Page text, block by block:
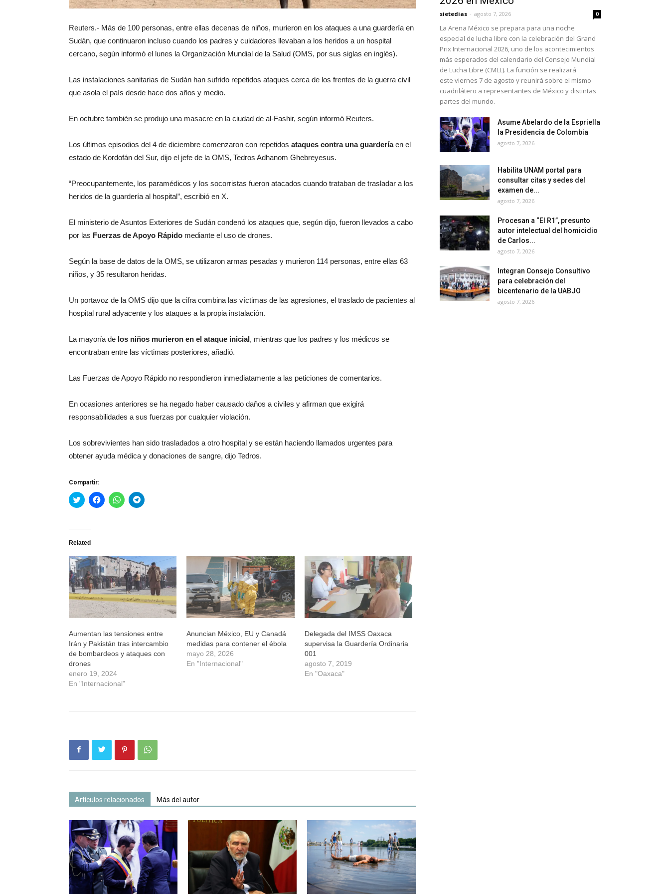
Reuters.- Más de 100 personas, entre ellas decenas de niños, murieron en los ataques a una guardería en
Sudán, que continuaron incluso cuando los padres y cuidadores llevaban a los heridos a un hospital
cercano, según informó el lunes la Organización Mundial de la Salud (OMS, por sus siglas en inglés).
Las instalaciones sanitarias de Sudán han sufrido repetidos ataques cerca de los frentes de la guerra civil
que asola el país desde hace dos años y medio.
En octubre también se produjo una masacre en la ciudad de al-Fashir, según informó Reuters.
Los últimos episodios del 4 de diciembre comenzaron con repetidos ataques contra una guarderíaen el
estado de Kordofán del Sur, dijo el jefe de la OMS, Tedros Adhanom Ghebreyesus.
“Preocupantemente, los paramédicos y los socorristas fueron atacados cuando trataban de trasladar a los
heridos de la guardería al hospital”, escribió en X.
El ministerio de Asuntos Exteriores de Sudán condenó los ataques que, según dijo, fueron llevados a cabo
por las Fuerzas de Apoyo Rápido mediante el uso de drones.
Según la base de datos de la OMS, se utilizaron armas pesadas y murieron 114 personas, entre ellas 63
niños, y 35 resultaron heridas.
Un portavoz de la OMS dijo que la cifra combina las víctimas de las agresiones, el traslado de pacientes al
hospital rural adyacente y los ataques a la propia instalación.
La mayoría de los niños murieron en el ataque inicial, mientras que los padres y los médicos se
encontraban entre las víctimas posteriores, añadió.
Las Fuerzas de Apoyo Rápido no respondieron inmediatamente a las peticiones de comentarios.
En ocasiones anteriores se ha negado haber causado daños a civiles y afirman que exigirá
responsabilidades a sus fuerzas por cualquier violación.
Los sobrevivientes han sido trasladados a otro hospital y se están haciendo llamados urgentes para
obtener ayuda médica y donaciones de sangre, dijo Tedros.
Compartir:
Haz
clic
Twitter
abre
una
ventana
nueva)
Haz
clic
una
ventana
nueva)
Haz
clic
una
ventana
nueva)
Haz
clic
una
ventana
nueva)
Related
Aumentan las tensiones entre
Irán y Pakistán tras intercambio
de bombardeos y ataques con
drones
enero 19, 2024
En "Internacional"
Anuncian México, EU y Canadá
medidas para contener el ébola
mayo 28, 2026
En "Internacional"
Delegada del IMSS Oaxaca
supervisa la Guardería Ordinaria
001
agosto 7, 2019
En "Oaxaca"
Artículos relacionados Más del autor
sietedias - agosto 7, 2026 0
La Arena México se prepara para una noche
especial de lucha libre con la celebración del Grand
Prix Internacional 2026, uno de los acontecimientos
más esperados del calendario del Consejo Mundial
de Lucha Libre (CMLL). La función se realizará
este viernes 7 de agosto y reunirá sobre el mismo
cuadrilátero a representantes de México y distintas
partes del mundo.
Asume Abelardo de la Espriella
la Presidencia de Colombia
agosto 7, 2026
Habilita UNAM portal para
consultar citas y sedes del
examen de...
agosto 7, 2026
Procesan a “El R1”, presunto
autor intelectual del homicidio
de Carlos...
agosto 7, 2026
Integran Consejo Consultivo
para celebración del
bicentenario de la UABJO
agosto 7, 2026